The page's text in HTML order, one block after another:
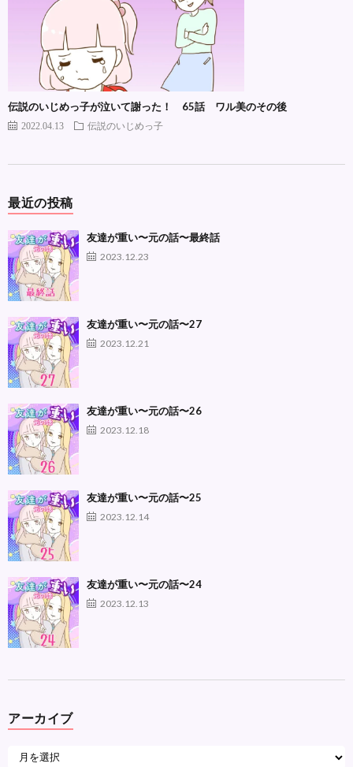
伝説のいじめっ子が泣いて謝った！ 65話 ワル美のその後
2022.04.13 伝説のいじめっ子
最近の投稿
友達が重い〜元の話〜最終話
2023.12.23
友達が重い〜元の話〜27
2023.12.21
友達が重い〜元の話〜26
2023.12.18
友達が重い〜元の話〜25
2023.12.14
友達が重い〜元の話〜24
2023.12.13
アーカイブ